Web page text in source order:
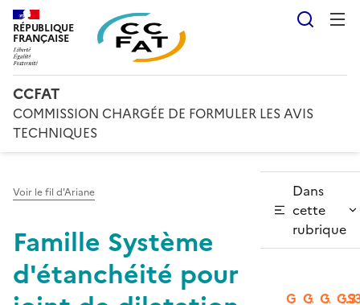
RÉPUBLIQUE
FRANÇAISE
CCFAT
COMMISSION CHARGÉE DE FORMULER LES AVIS
TECHNIQUES
Voir le fil d'Ariane
Famille Système
d'étanchéité pour
Dans
cette
rubrique
GS2.1GS2.2GS2.3